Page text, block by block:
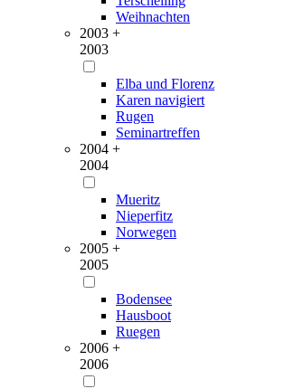
Weihnachten
2003 +
2003
Elba und Florenz
Karen navigiert
Rugen
Seminartreffen
2004 +
2004
Mueritz
Nieperfitz
Norwegen
2005 +
2005
Bodensee
Hausboot
Ruegen
2006 +
2006